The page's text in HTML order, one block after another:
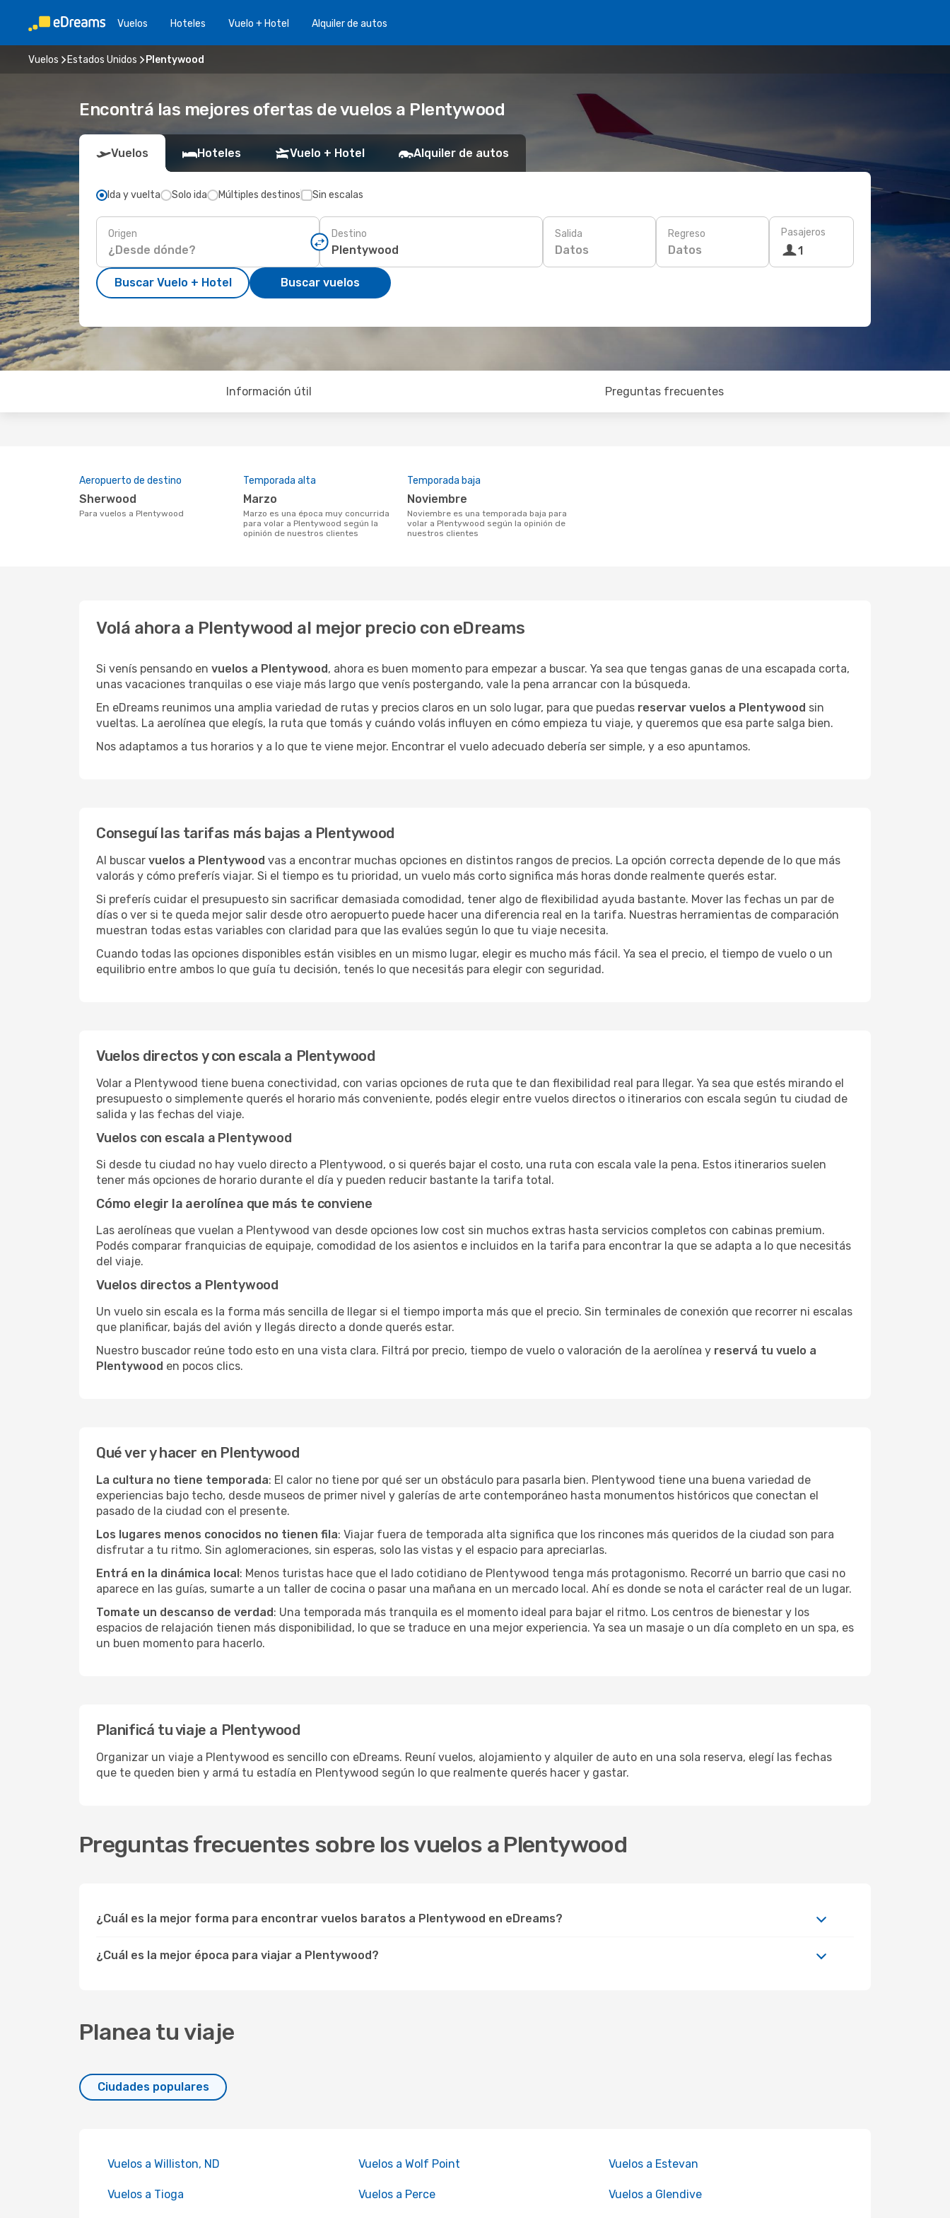
Vuelos Hoteles Vuelo + Hotel Alquiler de autos
Vuelos Estados Unidos Plentywood
Encontrá las mejores ofertas de vuelos a Plentywood
Vuelos Hoteles Vuelo + Hotel Alquiler de autos
Ida y vuelta Solo ida Múltiples destinos Sin escalas
Origen Destino Salida
Datos
Regreso
Datos
Pasajeros
1
Buscar Vuelo + Hotel Buscar vuelos
Información útil Preguntas frecuentes
Aeropuerto de destino
Sherwood
Para vuelos a Plentywood
Temporada alta
marzo
marzo es una época muy concurrida
para volar a Plentywood según la
opinión de nuestros clientes
Temporada baja
noviembre
noviembre es una temporada baja para
volar a Plentywood según la opinión de
nuestros clientes
Volá ahora a Plentywood al mejor precio con eDreams
Si venís pensando en vuelos a Plentywood, ahora es buen momento para empezar a buscar. Ya sea que tengas ganas de una escapada corta,
unas vacaciones tranquilas o ese viaje más largo que venís postergando, vale la pena arrancar con la búsqueda.
En eDreams reunimos una amplia variedad de rutas y precios claros en un solo lugar, para que puedas reservar vuelos a Plentywood sin
vueltas. La aerolínea que elegís, la ruta que tomás y cuándo volás influyen en cómo empieza tu viaje, y queremos que esa parte salga bien.
Nos adaptamos a tus horarios y a lo que te viene mejor. Encontrar el vuelo adecuado debería ser simple, y a eso apuntamos.
Conseguí las tarifas más bajas a Plentywood
Al buscar vuelos a Plentywood vas a encontrar muchas opciones en distintos rangos de precios. La opción correcta depende de lo que más
valorás y cómo preferís viajar. Si el tiempo es tu prioridad, un vuelo más corto significa más horas donde realmente querés estar.
Si preferís cuidar el presupuesto sin sacrificar demasiada comodidad, tener algo de flexibilidad ayuda bastante. Mover las fechas un par de
días o ver si te queda mejor salir desde otro aeropuerto puede hacer una diferencia real en la tarifa. Nuestras herramientas de comparación
muestran todas estas variables con claridad para que las evalúes según lo que tu viaje necesita.
Cuando todas las opciones disponibles están visibles en un mismo lugar, elegir es mucho más fácil. Ya sea el precio, el tiempo de vuelo o un
equilibrio entre ambos lo que guía tu decisión, tenés lo que necesitás para elegir con seguridad.
Vuelos directos y con escala a Plentywood
Volar a Plentywood tiene buena conectividad, con varias opciones de ruta que te dan flexibilidad real para llegar. Ya sea que estés mirando el
presupuesto o simplemente querés el horario más conveniente, podés elegir entre vuelos directos o itinerarios con escala según tu ciudad de
salida y las fechas del viaje.
Vuelos con escala a Plentywood
Si desde tu ciudad no hay vuelo directo a Plentywood, o si querés bajar el costo, una ruta con escala vale la pena. Estos itinerarios suelen
tener más opciones de horario durante el día y pueden reducir bastante la tarifa total.
Cómo elegir la aerolínea que más te conviene
Las aerolíneas que vuelan a Plentywood van desde opciones low cost sin muchos extras hasta servicios completos con cabinas premium.
Podés comparar franquicias de equipaje, comodidad de los asientos e incluidos en la tarifa para encontrar la que se adapta a lo que necesitás
del viaje.
Vuelos directos a Plentywood
Un vuelo sin escala es la forma más sencilla de llegar si el tiempo importa más que el precio. Sin terminales de conexión que recorrer ni escalas
que planificar, bajás del avión y llegás directo a donde querés estar.
Nuestro buscador reúne todo esto en una vista clara. Filtrá por precio, tiempo de vuelo o valoración de la aerolínea y reservá tu vuelo a
Plentywood en pocos clics.
Qué ver y hacer en Plentywood
La cultura no tiene temporada: El calor no tiene por qué ser un obstáculo para pasarla bien. Plentywood tiene una buena variedad de
experiencias bajo techo, desde museos de primer nivel y galerías de arte contemporáneo hasta monumentos históricos que conectan el
pasado de la ciudad con el presente.
Los lugares menos conocidos no tienen fila: Viajar fuera de temporada alta significa que los rincones más queridos de la ciudad son para
disfrutar a tu ritmo. Sin aglomeraciones, sin esperas, solo las vistas y el espacio para apreciarlas.
Entrá en la dinámica local: Menos turistas hace que el lado cotidiano de Plentywood tenga más protagonismo. Recorré un barrio que casi no
aparece en las guías, sumarte a un taller de cocina o pasar una mañana en un mercado local. Ahí es donde se nota el carácter real de un lugar.
Tomate un descanso de verdad: Una temporada más tranquila es el momento ideal para bajar el ritmo. Los centros de bienestar y los
espacios de relajación tienen más disponibilidad, lo que se traduce en una mejor experiencia. Ya sea un masaje o un día completo en un spa, es
un buen momento para hacerlo.
Planificá tu viaje a Plentywood
Organizar un viaje a Plentywood es sencillo con eDreams. Reuní vuelos, alojamiento y alquiler de auto en una sola reserva, elegí las fechas
que te queden bien y armá tu estadía en Plentywood según lo que realmente querés hacer y gastar.
Preguntas frecuentes sobre los vuelos a Plentywood
¿Cuál es la mejor forma para encontrar vuelos baratos a Plentywood en eDreams?
¿Cuál es la mejor época para viajar a Plentywood?
Planea tu viaje
Ciudades populares
Vuelos a Williston, ND Vuelos a Wolf Point Vuelos a Estevan
Vuelos a Tioga Vuelos a Perce Vuelos a Glendive